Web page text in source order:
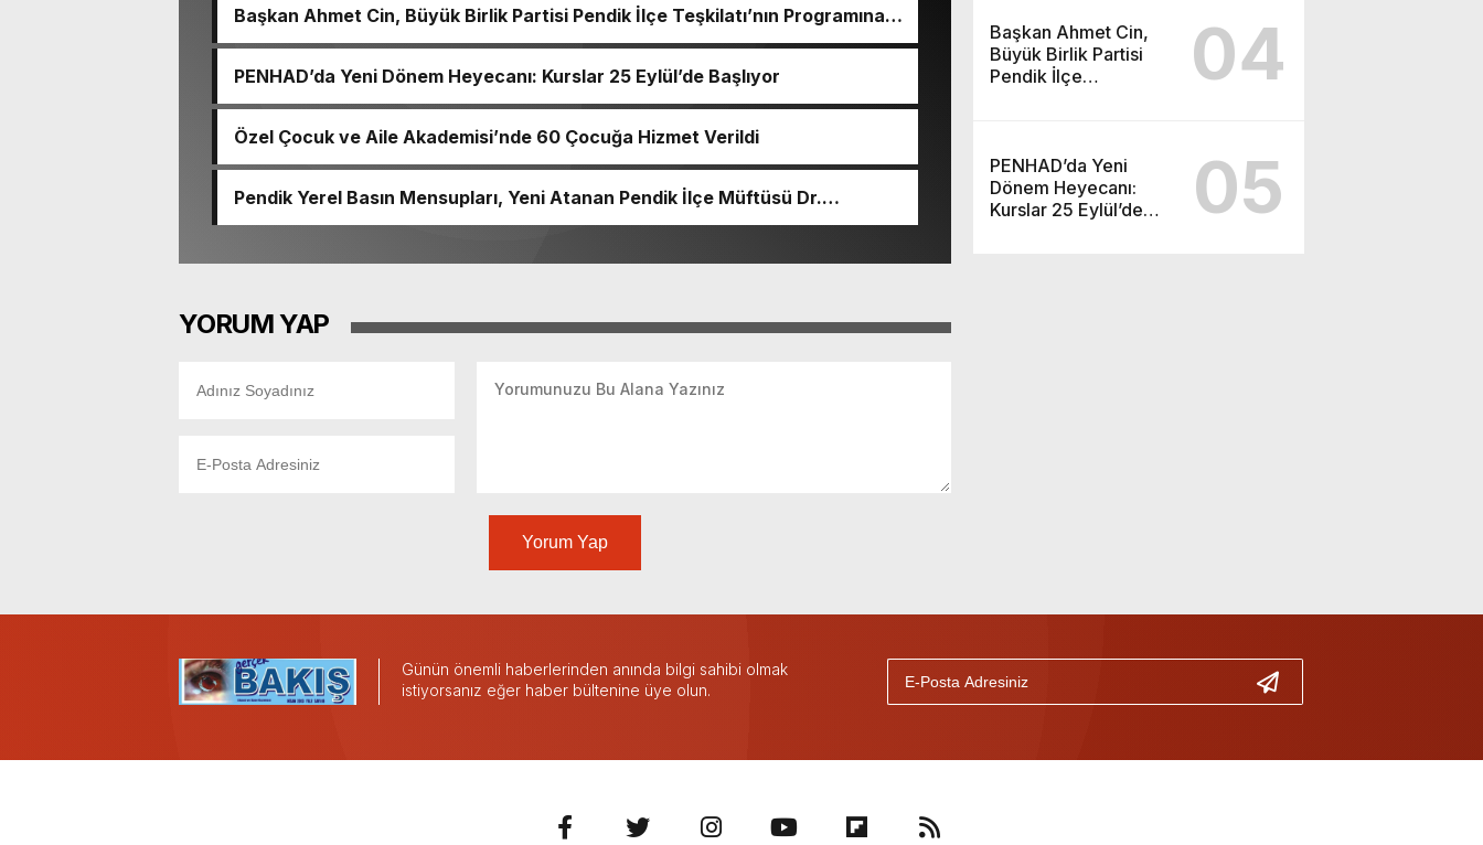
Başkan Ahmet Cin,
Büyük Birlik Partisi
Pendik İlçe
04
PENHAD’da Yeni
Dönem Heyecanı:
Kurslar 25 Eylül’de
05
Başkan Ahmet Cin, Büyük Birlik Partisi Pendik İlçe Teşkilatı’nın Programına
PENHAD’da Yeni Dönem Heyecanı: Kurslar 25 Eylül’de Başlıyor
Özel Çocuk ve Aile Akademisi’nde 60 Çocuğa Hizmet Verildi
Pendik Yerel Basın Mensupları, Yeni Atanan Pendik İlçe Müftüsü Dr.
YORUM YAP
Yorum Yap
Günün önemli haberlerinden anında bilgi sahibi olmak
istiyorsanız eğer haber bültenine üye olun.